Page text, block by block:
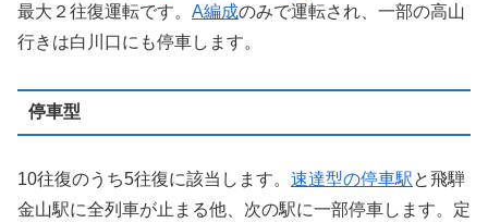
最大２往復運転です。 A編成のみで運転され、一部の高山
行きは白川口にも停車します。
停車型
10往復のうち5往復に該当します。 速達型の停車駅と飛騨
金山駅に全列車が止まる他、次の駅に一部停車します。定